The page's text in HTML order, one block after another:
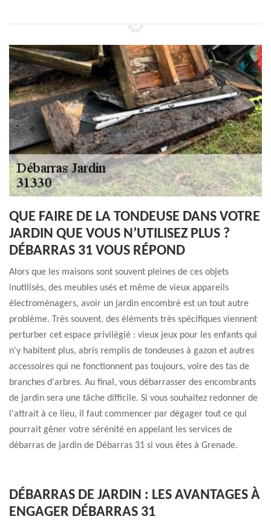
QUE FAIRE DE LA TONDEUSE DANS VOTRE
JARDIN QUE VOUS N’UTILISEZ PLUS ?
DÉBARRAS 31 VOUS RÉPOND
Alors que les maisons sont souvent pleines de ces objets
inutilisés, des meubles usés et même de vieux appareils
électroménagers, avoir un jardin encombré est un tout autre
problème. Très souvent, des éléments très spécifiques viennent
perturber cet espace privilégié : vieux jeux pour les enfants qui
n'y habitent plus, abris remplis de tondeuses à gazon et autres
accessoires qui ne fonctionnent pas toujours, voire des tas de
branches d'arbres. Au final, vous débarrasser des encombrants
de jardin sera une tâche difficile. Si vous souhaitez redonner de
l'attrait à ce lieu, il faut commencer par dégager tout ce qui
pourrait gêner votre sérénité en appelant les services de
débarras de jardin de Débarras 31 si vous êtes à Grenade.
DÉBARRAS DE JARDIN : LES AVANTAGES À
ENGAGER DÉBARRAS 31